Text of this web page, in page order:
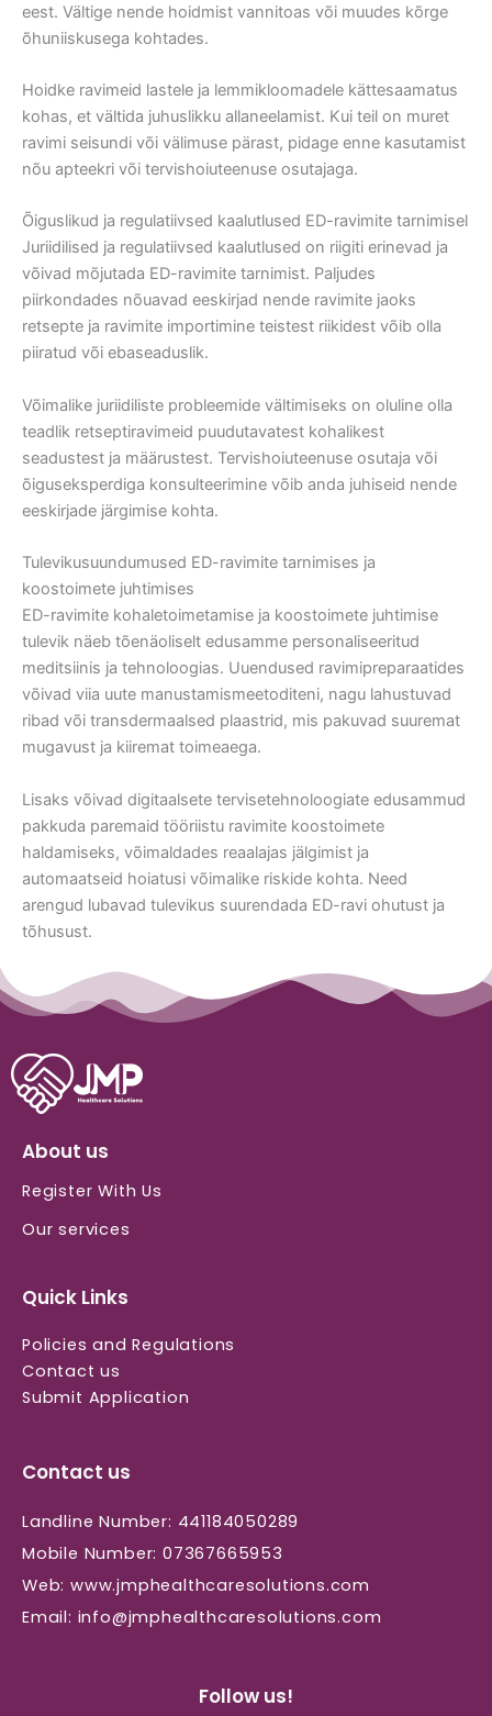
eest. Vältige nende hoidmist vannitoas või muudes kõrge
õhuniiskusega kohtades.
Hoidke ravimeid lastele ja lemmikloomadele kättesaamatus
kohas, et vältida juhuslikku allaneelamist. Kui teil on muret
ravimi seisundi või välimuse pärast, pidage enne kasutamist
nõu apteekri või tervishoiuteenuse osutajaga.
Õiguslikud ja regulatiivsed kaalutlused ED-ravimite tarnimisel
Juriidilised ja regulatiivsed kaalutlused on riigiti erinevad ja
võivad mõjutada ED-ravimite tarnimist. Paljudes
piirkondades nõuavad eeskirjad nende ravimite jaoks
retsepte ja ravimite importimine teistest riikidest võib olla
piiratud või ebaseaduslik.
Võimalike juriidiliste probleemide vältimiseks on oluline olla
teadlik retseptiravimeid puudutavatest kohalikest
seadustest ja määrustest. Tervishoiuteenuse osutaja või
õiguseksperdiga konsulteerimine võib anda juhiseid nende
eeskirjade järgimise kohta.
Tulevikusuundumused ED-ravimite tarnimises ja
koostoimete juhtimises
ED-ravimite kohaletoimetamise ja koostoimete juhtimise
tulevik näeb tõenäoliselt edusamme personaliseeritud
meditsiinis ja tehnoloogias. Uuendused ravimipreparaatides
võivad viia uute manustamismeetoditeni, nagu lahustuvad
ribad või transdermaalsed plaastrid, mis pakuvad suuremat
mugavust ja kiiremat toimeaega.
Lisaks võivad digitaalsete tervisetehnoloogiate edusammud
pakkuda paremaid tööriistu ravimite koostoimete
haldamiseks, võimaldades reaalajas jälgimist ja
automaatseid hoiatusi võimalike riskide kohta. Need
arengud lubavad tulevikus suurendada ED-ravi ohutust ja
tõhusust.
About us
Register With Us
Our services
Quick Links
Policies and Regulations
Contact us
Submit Application
Contact us
Landline Number: 441184050289
Mobile Number:07367665953
Web: www.jmphealthcaresolutions.com
Email: info@jmphealthcaresolutions.com
Follow us!